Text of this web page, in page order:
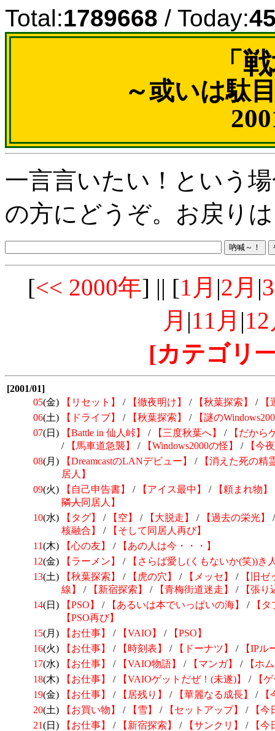
Total:1789668 / Today:
「
～或いは駄
一言言いたい！という
の方にどうぞ。お戻りは
[<< 2000年] || [1月 |2月 |
月 |11月 |
[カテゴリ
[2001/01]
05(金) 【リセット】 / 【徹夜明け】 / 【秋葉探索】 /
06(土) 【ドライブ】 / 【秋葉探索】 /
【謎の
07(日) 【Battle in 仙人峠】 / 【三度秋葉へ】 /
【だから
/
【馬車道急襲】 / 【Windows2000の怪】 /
【今
08(月) 【DreamcastのLANデビュー】 /
【消えた死の精
居人】
09(火) 【自己申告書】 / 【アイス最中】 / 【頼まれ物】
隣人同居人】
10(水) 【タグ】 / 【空】 / 【大脱走】 / 【過去の栄光】
核融合】
/
【そして同居人再び】
11(木) 【心の友】 /
【あの人は今・・・】
12(金) 【ラーメン】 /
【さらば愛し(くもないか(笑))き
13(土) 【秋葉探索】 / 【虎の穴】 / 【メッセ】 /
【旧
線】
/ 【新宿探索】 / 【青梅街道迷走】 /
【張り
14(日) 【PSO】 / 【あるいは本でいっぱいの海】 /
【
【PSO再び】
15(月) 【お仕事】 / 【VAIO】 /
【PSO】
16(火) 【お仕事】 / 【時刻表】 / 【ドーナツ】 /
【IPル
17(水) 【お仕事】 / 【VAIO物語】 / 【マンガ】 /
【ホ
18(木) 【お仕事】 / 【VAIOゲットだぜ！(未遂)】 /
【
19(金) 【お仕事】 / 【居残り】 / 【華麗なる成長】 /
20(土) 【お買い物】 / 【雪】 / 【セットアップ】 /
【
21(日) 【お仕事】 / 【新宿探索】 / 【サンクリ】 /
【